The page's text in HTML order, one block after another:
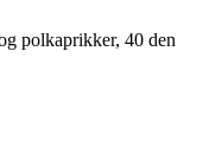
polkaprikker, 40 den